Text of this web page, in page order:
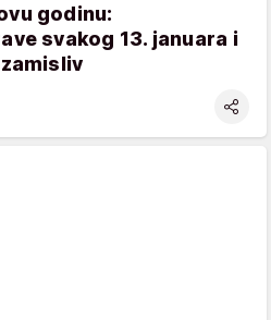
godinu:
svakog 13. januara i